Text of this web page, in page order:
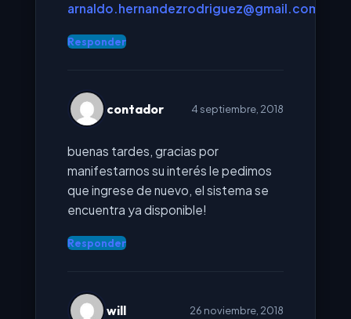
arnaldo.hernandezrodriguez@gmail.com
Responder
contador 4 septiembre, 2018
buenas tardes, gracias por
manifestarnos su interés le pedimos
que ingrese de nuevo, el sistema se
encuentra ya disponible!
Responder
will 26 noviembre, 2018